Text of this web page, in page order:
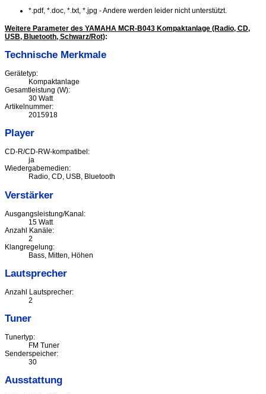
*.pdf, *.doc, *.txt, *.jpg - Andere werden leider nicht unterstützt.
Weitere Parameter des YAMAHA MCR-B043 Kompaktanlage (Radio, CD,
USB, Bluetooth, Schwarz/Rot):
Technische Merkmale
Gerätetyp:
Kompaktanlage
Gesamtleistung (W):
30 Watt
Artikelnummer:
2015918
Player
CD-R/CD-RW-kompatibel:
ja
Wiedergabemedien:
Radio, CD, USB, Bluetooth
Verstärker
Ausgangsleistung/Kanal:
15 Watt
Anzahl Kanäle:
2
Klangregelung:
Bass, Mitten, Höhen
Lautsprecher
Anzahl Lautsprecher:
2
Tuner
Tunertyp:
FM Tuner
Senderspeicher:
30
Ausstattung